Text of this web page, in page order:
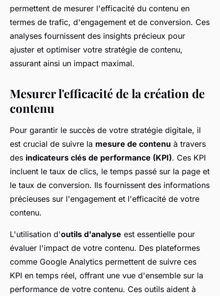
permettent de mesurer l'efficacité du contenu en
termes de trafic, d'engagement et de conversion. Ces
analyses fournissent des insights précieux pour
ajuster et optimiser votre stratégie de contenu,
assurant ainsi un impact maximal.
Mesurer l'efficacité de la création de
contenu
Pour garantir le succès de votre stratégie digitale, il
est crucial de suivre la mesure de contenu à travers
des indicateurs clés de performance (KPI). Ces KPI
incluent le taux de clics, le temps passé sur la page et
le taux de conversion. Ils fournissent des informations
précieuses sur l'engagement et l'efficacité de votre
contenu.
L'utilisation d'outils d'analyse est essentielle pour
évaluer l'impact de votre contenu. Des plateformes
comme Google Analytics permettent de suivre ces
KPI en temps réel, offrant une vue d'ensemble sur la
performance de votre contenu. Ces outils aident à